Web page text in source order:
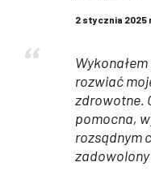
2 stycznia 2025
rozwiać
zdrowotne.
pomocna,
rozsądnym